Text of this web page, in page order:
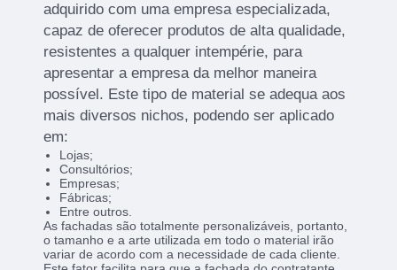
adquirido com uma empresa especializada,
capaz de oferecer produtos de alta qualidade,
resistentes a qualquer intempérie, para
apresentar a empresa da melhor maneira
possível. Este tipo de material se adequa aos
mais diversos nichos, podendo ser aplicado
em:
Lojas;
Consultórios;
Empresas;
Fábricas;
Entre outros.
As fachadas são totalmente personalizáveis, portanto,
o tamanho e a arte utilizada em todo o material irão
variar de acordo com a necessidade de cada cliente.